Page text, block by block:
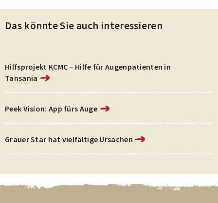
Das könnte Sie auch interessieren
Hilfsprojekt KCMC – Hilfe für Augenpatienten in
Tansania
Peek Vision: App fürs Auge
Grauer Star hat vielfältige Ursachen